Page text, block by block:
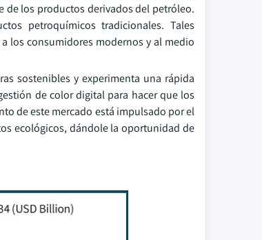
de los productos derivados del petróleo.
petroquímicos tradicionales. Tales
los consumidores modernos y al medio
sostenibles y experimenta una rápida
de color digital para hacer que los
de este mercado está impulsado por el
ecológicos, dándole la oportunidad de